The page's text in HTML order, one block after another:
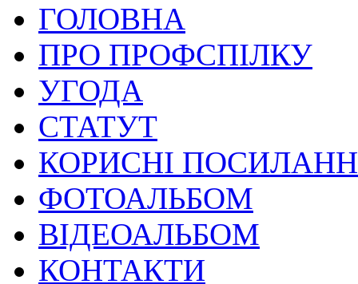
ГОЛОВНА
ПРО ПРОФСПІЛКУ
УГОДА
СТАТУТ
КОРИСНІ
ФОТОАЛЬБОМ
ВІДЕОАЛЬБОМ
КОНТАКТИ